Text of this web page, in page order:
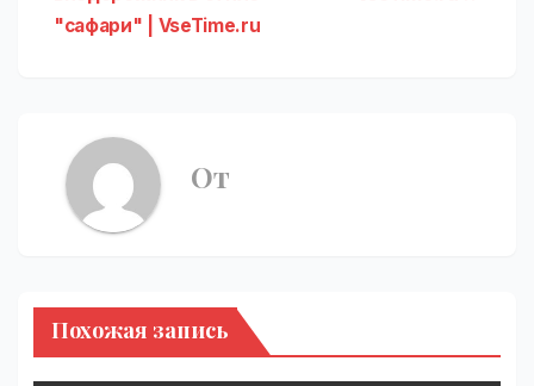
"сафари" | VseTime.ru
От
Похожая запись